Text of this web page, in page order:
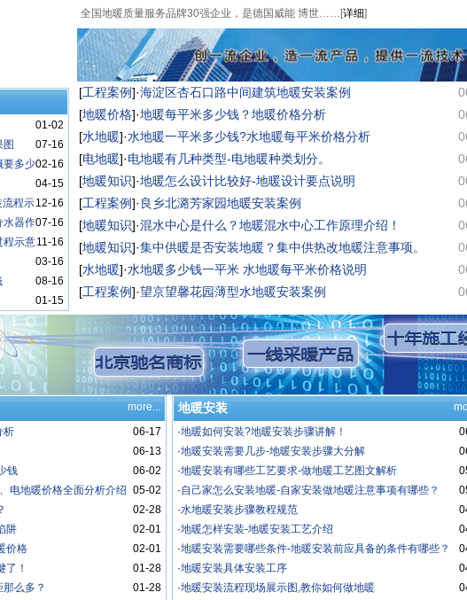
01-02
07-16
图
02-16
要多少
04-15
12-16
流程示
07-16
水器作
11-16
程示意
03-16
08-16
01-15
全国地暖质量服务品牌30强企业，是德国威能 博世……[详细]
[工程案例]·海淀区杏石口路中间建筑地暖安装案例
[地暖价格]·地暖每平米多少钱？地暖价格分析
[水地暖]·水地暖一平米多少钱?水地暖每平米价格分析
[电地暖]·电地暖有几种类型-电地暖种类划分。
[地暖知识]·地暖怎么设计比较好-地暖设计要点说明
[工程案例]· 良乡北潞芳家园地暖安装案例
[地暖知识]·混水中心是什么？地暖混水中心工作原理介绍！
[地暖知识]·集中供暖是否安装地暖？集中供热改地暖注意事项。
[水地暖]·水地暖多少钱一平米 水地暖每平米价格说明
[工程案例]·望京望馨花园薄型水地暖安装案例
more...
06-17
析
06-13
06-02
钱
05-02
电地暖价格全面分析介绍
02-28
02-01
阱
02-01
价格
01-28
了！
01-28
么多？
地暖安装
·地暖如何安装?地暖安装步骤讲解！
·地暖安装需要几步-地暖安装步骤大分解
·地暖安装有哪些工艺要求-做地暖工艺图文解析
·自己家怎么安装地暖-自家安装做地暖注意事项有哪些？
·水地暖安装步骤教程规范
·地暖怎样安装-地暖安装工艺介绍
·地暖安装需要哪些条件-地暖安装前应具备的条件有哪些？
·地暖安装具体安装工序
·地暖安装流程现场展示图,教你如何做地暖